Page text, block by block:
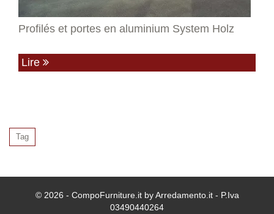
Profilés et portes en aluminium System Holz
Lire
Tag
© 2026 - CompoFurniture.it by Arredamento.it - P.Iva
03490440264